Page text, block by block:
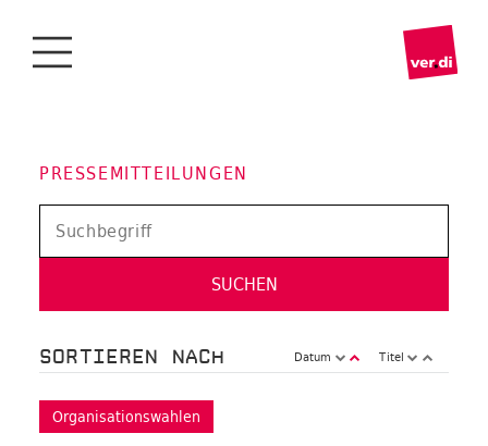
PRESSEMITTEILUNGEN
SORTIEREN NACH Datum Titel
Organisationswahlen